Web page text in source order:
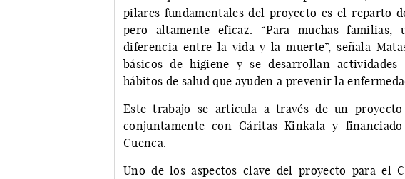
pilares fundamentales del proyecto es el reparto
pero altamente eficaz. “Para muchas familias,
diferencia entre la vida y la muerte”, señala
básicos de higiene y se desarrollan
hábitos de salud que ayuden a prevenir la
Este trabajo se articula a través de un
conjuntamente con Cáritas Kinkala y
Cuenca.
Uno de los aspectos clave del proyecto para el